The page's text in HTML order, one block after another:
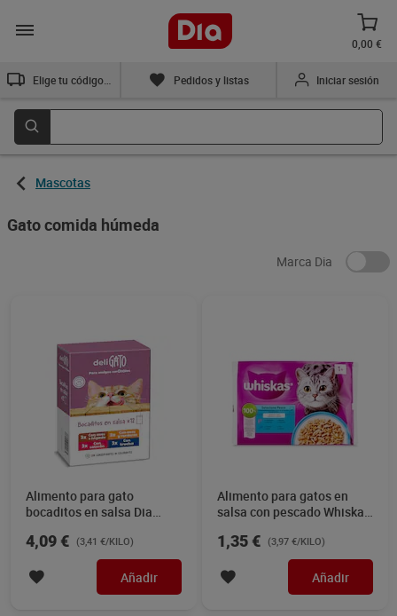
0,00 €
Pedidos y listas Iniciar sesión
Mascotas
Gato comida húmeda
Marca Dia
Alimento para gato
bocaditos en salsa Dia
4,09 € (3,41 €/KILO)
Añadir
Alimento para gatos en
salsa con pescado Whiskas
1,35 € (3,97 €/KILO)
Añadir